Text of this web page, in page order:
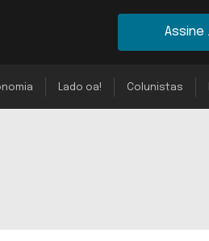
Assine
Lado oa! Colunistas